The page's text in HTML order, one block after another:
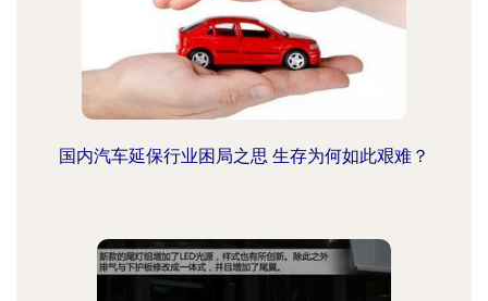
国内汽车延保行业困局之思 生存为何如此艰难？